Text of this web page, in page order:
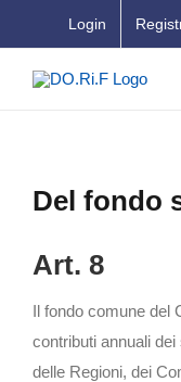
al
contenuto
Login
Del fondo
Art. 8
Il fondo comune del
contributi annuali
delle Regioni, dei